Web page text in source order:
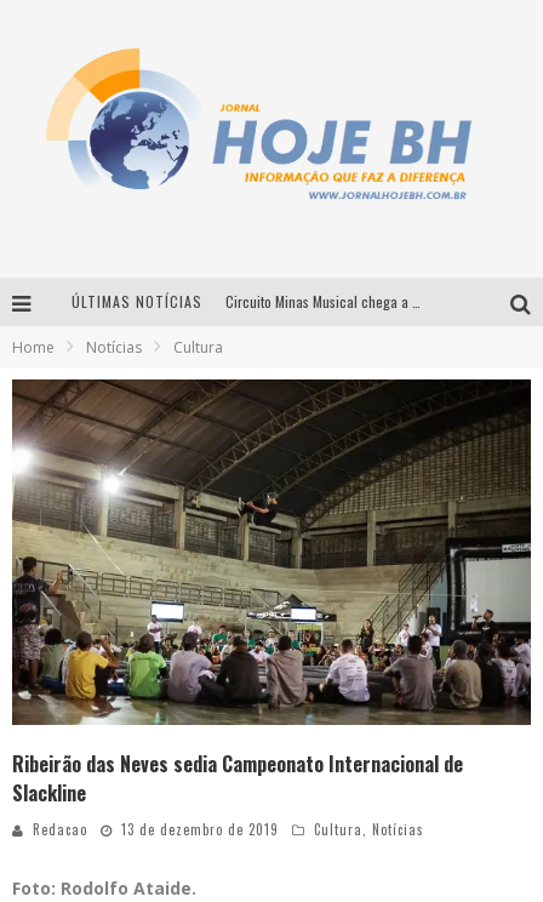
ÚLTIMAS NOTÍCIAS
Milton Guedes traz turnê “Milton Canta Lulu” a Belo Horizonte
Home Notícias Cultura
Ribeirão das Neves sedia Campeonato Internacional de
Slackline
Redacao 13 de dezembro de 2019 Cultura, Notícias
Foto: Rodolfo Ataide.